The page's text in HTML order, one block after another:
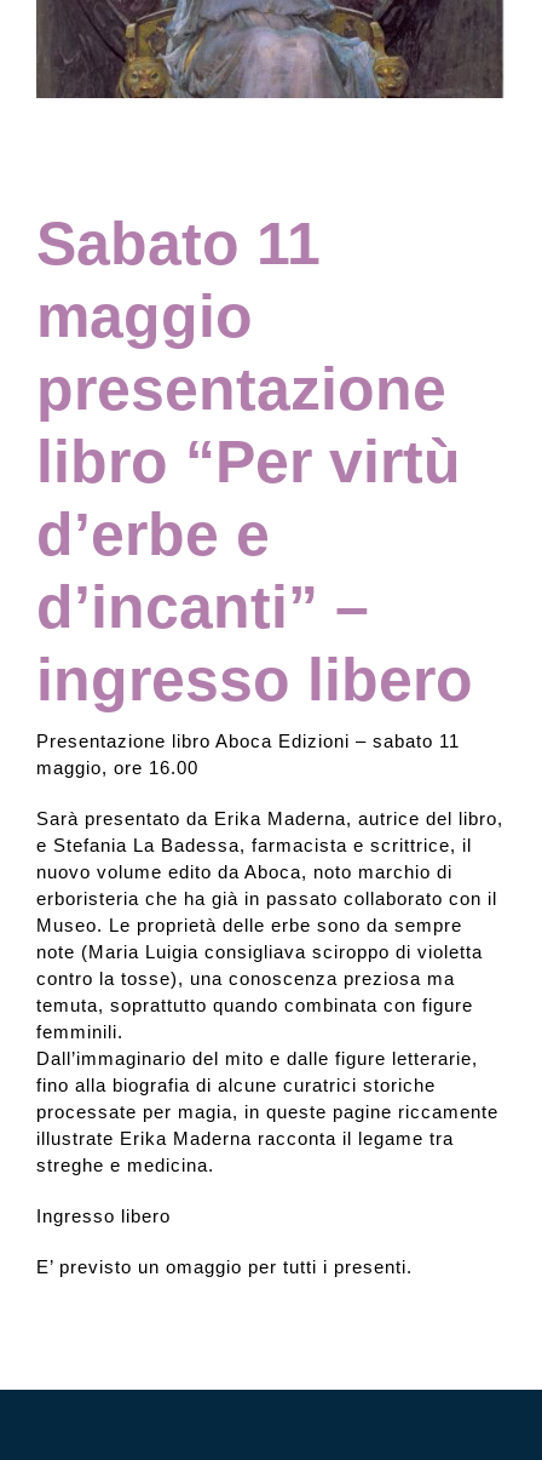
Collezione
Accessibilità
Dona
Cerca
English
Sabato 11
maggio
presentazione
libro “Per virtù
d’erbe e
d’incanti” –
ingresso libero
Presentazione libro Aboca Edizioni – sabato 11
maggio, ore 16.00
Sarà presentato da Erika Maderna, autrice del libro,
e Stefania La Badessa, farmacista e scrittrice, il
nuovo volume edito da Aboca, noto marchio di
erboristeria che ha già in passato collaborato con il
Museo. Le proprietà delle erbe sono da sempre
note (Maria Luigia consigliava sciroppo di violetta
contro la tosse), una conoscenza preziosa ma
temuta, soprattutto quando combinata con figure
femminili.
Dall’immaginario del mito e dalle figure letterarie,
fino alla biografia di alcune curatrici storiche
processate per magia, in queste pagine riccamente
illustrate Erika Maderna racconta il legame tra
streghe e medicina.
Ingresso libero
E’ previsto un omaggio per tutti i presenti.